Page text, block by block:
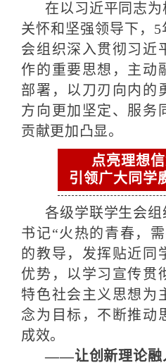
在以习近平同志
关怀和坚强领导下，
会组织深入贯彻习近
作的重要思想，主动
部署，以刀刃向内的
方向更加坚定、服务
贡献更加凸显。
点亮理想
引领广大同学
各级学联学生会
书记“火热的青春，
的教导，发挥贴近同
优势，以学习宣传贯
特色社会主义思想为
念为目标，不断推动
成效。
——让创新理论融